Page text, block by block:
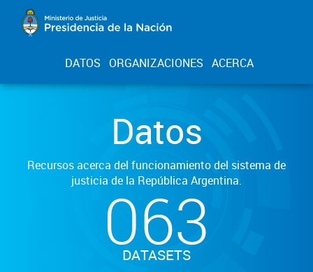
DATOS ORGANIZACIONES ACERCA
Datos
Recursos acerca del funcionamiento del sistema de
justicia de la República Argentina.
063
DATASETS